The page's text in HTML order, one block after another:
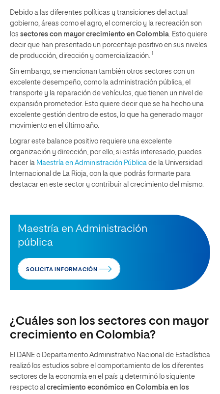
Debido a las diferentes políticas y transiciones del actual
gobierno, áreas como el agro, el comercio y la recreación son
los sectores con mayor crecimiento en Colombia . Esto quiere
decir que han presentado un porcentaje positivo en sus niveles
de producción, dirección y comercialización. 1
Sin embargo, se mencionan también otros sectores con un
excelente desempeño, como la administración pública, el
transporte y la reparación de vehículos, que tienen un nivel de
expansión prometedor. Esto quiere decir que se ha hecho una
excelente gestión dentro de estos, lo que ha generado mayor
movimiento en el último año.
Lograr este balance positivo requiere una excelente
organización y dirección, por ello, si estás interesado, puedes
hacer la Maestría en Administración Pública de la Universidad
Internacional de La Rioja, con la que podrás formarte para
destacar en este sector y contribuir al crecimiento del mismo.
Maestría en Administración
pública
SOLICITA INFORMACIÓN
¿Cuáles son los sectores con mayor
crecimiento en Colombia?
El DANE o Departamento Administrativo Nacional de Estadística
realizó los estudios sobre el comportamiento de los diferentes
sectores de la economía en el país y determinó lo siguiente
respecto al crecimiento económico en Colombia en los